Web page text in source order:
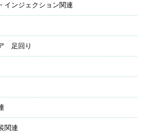
インジェクション関連
足回り
関連